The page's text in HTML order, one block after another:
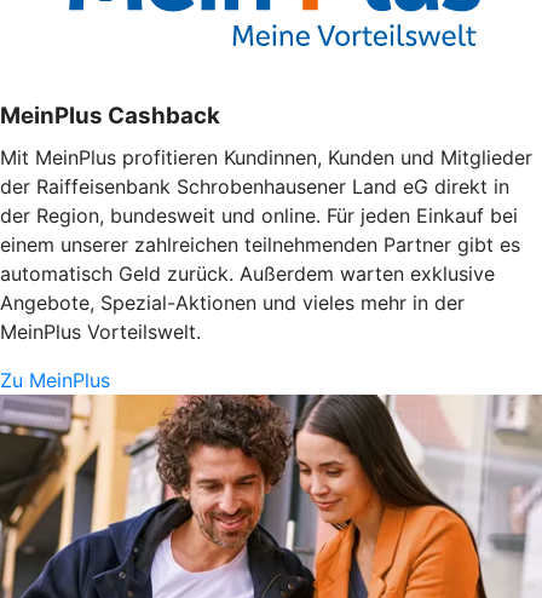
MeinPlus Cashback
Mit MeinPlus profitieren Kundinnen, Kunden und Mitglieder
der Raiffeisenbank Schrobenhausener Land eG direkt in
der Region, bundesweit und online. Für jeden Einkauf bei
einem unserer zahlreichen teilnehmenden Partner gibt es
automatisch Geld zurück. Außerdem warten exklusive
Angebote, Spezial-Aktionen und vieles mehr in der
MeinPlus Vorteilswelt.
Zu MeinPlus